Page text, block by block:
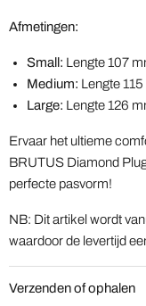
Afmetingen:
Small: Lengte 107
Medium: Lengte
Large: Lengte 126
Ervaar het ultieme
BRUTUS Diamond
perfecte pasvorm!
NB: Dit artikel wordt
waardoor de levertijd
Verzenden of ophalen